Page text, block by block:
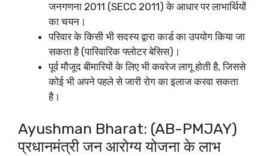
जनगणना 2011 (SECC 2011) के आधार पर लाभार्थियों
का चयन।
परिवार के किसी भी सदस्य द्वारा कार्ड का उपयोग किया जा
सकता है (पारिवारिक फ्लोटर बेसिस)।
पूर्व मौजूद बीमारियों के लिए भी कवरेज लागू होती है, जिससे
कोई भी अपने पहले से जारी रोग का इलाज करवा सकता
है।
Ayushman Bharat: (AB-PMJAY)
प्रधानमंत्री जन आरोग्य योजना के लाभ